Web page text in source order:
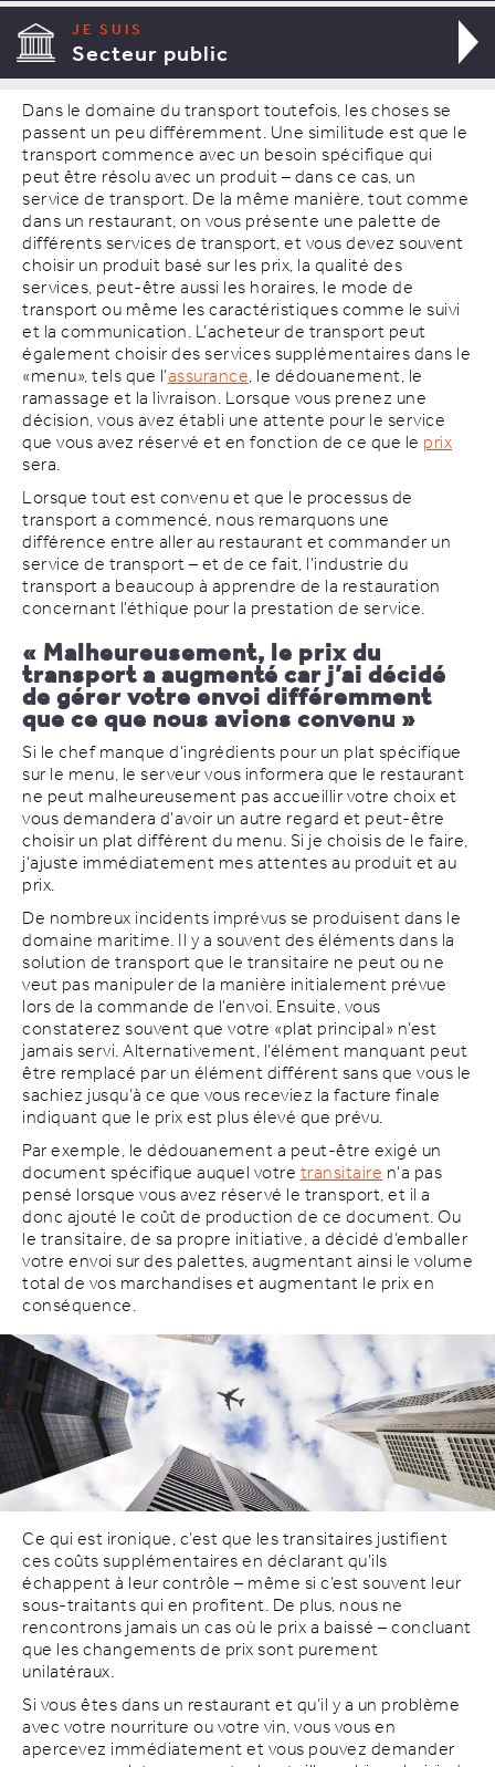
JE SUIS
Secteur public
Dans le domaine du transport toutefois, les choses se
passent un peu différemment. Une similitude est que le
transport commence avec un besoin spécifique qui
peut être résolu avec un produit – dans ce cas, un
service de transport. De la même manière, tout comme
dans un restaurant, on vous présente une palette de
différents services de transport, et vous devez souvent
choisir un produit basé sur les prix, la qualité des
services, peut-être aussi les horaires, le mode de
transport ou même les caractéristiques comme le suivi
et la communication. L’acheteur de transport peut
également choisir des services supplémentaires dans le
«menu», tels que l’assurance, le dédouanement, le
ramassage et la livraison. Lorsque vous prenez une
décision, vous avez établi une attente pour le service
que vous avez réservé et en fonction de ce que leprix
sera.
Lorsque tout est convenu et que le processus de
transport a commencé, nous remarquons une
différence entre aller au restaurant et commander un
service de transport – et de ce fait, l’industrie du
transport a beaucoup à apprendre de la restauration
concernant l’éthique pour la prestation de service.
« Malheureusement, le prix du
transport a augmenté car j’ai décidé
de gérer votre envoi différemment
que ce que nous avions convenu »
Si le chef manque d’ingrédients pour un plat spécifique
sur le menu, le serveur vous informera que le restaurant
ne peut malheureusement pas accueillir votre choix et
vous demandera d’avoir un autre regard et peut-être
choisir un plat différent du menu. Si je choisis de le faire,
j’ajuste immédiatement mes attentes au produit et au
prix.
De nombreux incidents imprévus se produisent dans le
domaine maritime. Il y a souvent des éléments dans la
solution de transport que le transitaire ne peut ou ne
veut pas manipuler de la manière initialement prévue
lors de la commande de l’envoi. Ensuite, vous
constaterez souvent que votre «plat principal» n’est
jamais servi. Alternativement, l’élément manquant peut
être remplacé par un élément différent sans que vous le
sachiez jusqu’à ce que vous receviez la facture finale
indiquant que le prix est plus élevé que prévu.
Par exemple, le dédouanement a peut-être exigé un
document spécifique auquel votretransitairen’a pas
pensé lorsque vous avez réservé le transport, et il a
donc ajouté le coût de production de ce document. Ou
le transitaire, de sa propre initiative, a décidé d’emballer
votre envoi sur des palettes, augmentant ainsi le volume
total de vos marchandises et augmentant le prix en
conséquence.
Ce qui est ironique, c’est que les transitaires justifient
ces coûts supplémentaires en déclarant qu’ils
échappent à leur contrôle – même si c’est souvent leur
sous-traitants qui en profitent. De plus, nous ne
rencontrons jamais un cas où le prix a baissé – concluant
que les changements de prix sont purement
unilatéraux.
Si vous êtes dans un restaurant et qu’il y a un problème
avec votre nourriture ou votre vin, vous vous en
apercevez immédiatement et vous pouvez demander